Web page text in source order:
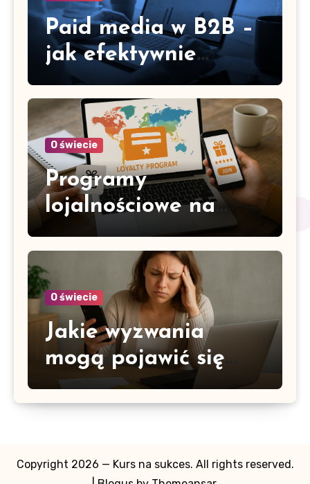
Paid media w B2B –
jak efektywnie
wydawać budżet
reklamowy
O świecie
Programy
lojalnościowe na
rynku
międzynarodowym –
jak dostosować je do
różnych kultur
O świecie
Jakie wyzwania
mogą pojawić się
przy wdrażaniu
programów
Copyright 2026 — Kurs na sukces. All rights reserved.